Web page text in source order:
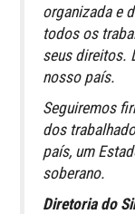
organizada e
todos os
seus direitos.
nosso país.
Seguiremos
dos
país, um
soberano.
Diretoria do